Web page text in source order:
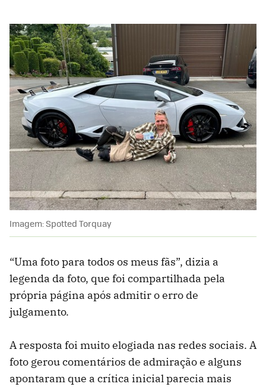
Imagem: Spotted Torquay
“Uma foto para todos os meus fãs”, dizia a
legenda da foto, que foi compartilhada pela
própria página após admitir o erro de
julgamento.
A resposta foi muito elogiada nas redes sociais. A
foto gerou comentários de admiração e alguns
apontaram que a crítica inicial parecia mais